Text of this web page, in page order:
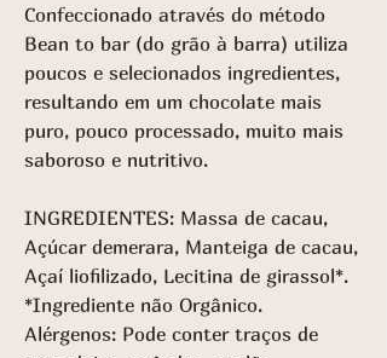
Confeccionado através do método
Bean to bar (do grão à barra) utiliza
poucos e selecionados ingredientes,
resultando em um chocolate mais
puro, pouco processado, muito mais
saboroso e nutritivo.
INGREDIENTES: Massa de cacau,
Açúcar demerara, Manteiga de cacau,
Açaí liofilizado, Lecitina de girassol*.
*Ingrediente não Orgânico.
Alérgenos: Pode conter traços de